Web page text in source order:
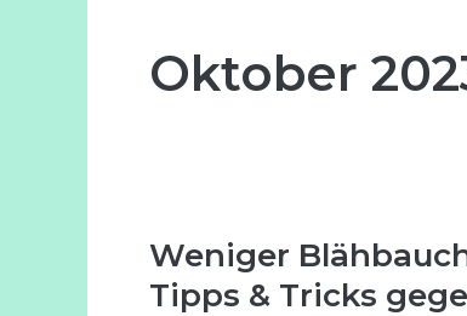
Oktober
Weniger
Tipps & Tricks
Weniger
Blähbauch: